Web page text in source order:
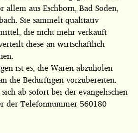
allem aus Eschborn, Bad Soden,
Sie sammelt qualitativ
die nicht mehr verkauft
diese an wirtschaftlich
ist es, die Waren abzuholen
die Bedürftigen vorzubereiten.
ab sofort bei der evangelischen
der Telefonnummer 560180